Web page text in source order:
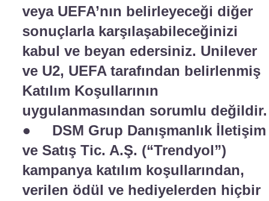
veya UEFA’nın belirleyeceği diğer
sonuçlarla karşılaşabileceğinizi
kabul ve beyan edersiniz. Unilever
ve U2, UEFA tarafından belirlenmiş
Katılım Koşullarının
uygulanmasından sorumlu değildir.
● DSM Grup Danışmanlık İletişim
ve Satış Tic. A.Ş. (“Trendyol”)
kampanya katılım koşullarından,
verilen ödül ve hediyelerden hiçbir